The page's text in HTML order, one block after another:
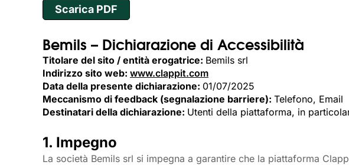
Scarica PDF
Bemils – Dichiarazione di Accessibilità
Titolare del sito / entità erogatrice: Bemils srl
Indirizzo sito web: www.clappit.com
Data della presente dichiarazione: 01/07/2025
Meccanismo di feedback (segnalazione barriere): Telefono, Email
Destinatari della dichiarazione: Utenti della piattaforma, in
1. Impegno
La società Bemils srl si impegna a garantire che la piattaforma